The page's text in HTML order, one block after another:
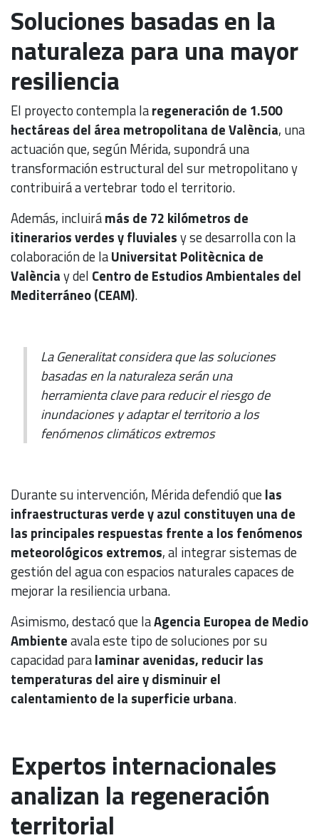
Soluciones basadas en la
naturaleza para una mayor
resiliencia
El proyecto contempla laregeneración de 1.500
hectáreas del área metropolitana de València, una
actuación que, según Mérida, supondrá una
transformación estructural del sur metropolitano y
contribuirá a vertebrar todo el territorio.
Además, incluirámás de 72 kilómetros de
itinerarios verdes y fluvialesy se desarrolla con la
colaboración de laUniversitat Politècnica de
Valènciay del Centro de Estudios Ambientales del
Mediterráneo (CEAM).
La Generalitat considera que las soluciones
basadas en la naturaleza serán una
herramienta clave para reducir el riesgo de
inundaciones y adaptar el territorio a los
fenómenos climáticos extremos
Durante su intervención, Mérida defendió quelas
infraestructuras verde y azul constituyen una de
las principales respuestas frente a los fenómenos
meteorológicos extremos, al integrar sistemas de
gestión del agua con espacios naturales capaces de
mejorar la resiliencia urbana.
Asimismo, destacó que laAgencia Europea de Medio
Ambienteavala este tipo de soluciones por su
capacidad paralaminar avenidas, reducir las
temperaturas del aire y disminuir el
calentamiento de la superficie urbana.
Expertos internacionales
analizan la regeneración
territorial